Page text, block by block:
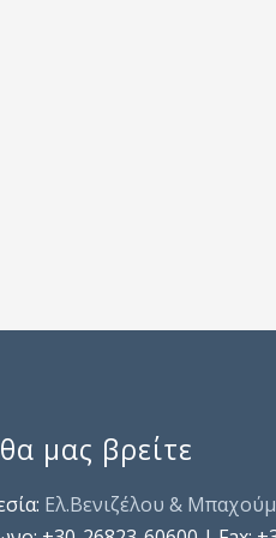
μας βρείτε
Ελ.Βενιζέλου &